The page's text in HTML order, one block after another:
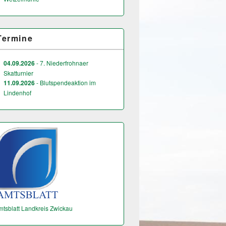
04.09.2026- 7. Niederfrohnaer
Skatturnier
11.09.2026- Blutspendeaktion im
Lindenhof
Landkreis Zwickau